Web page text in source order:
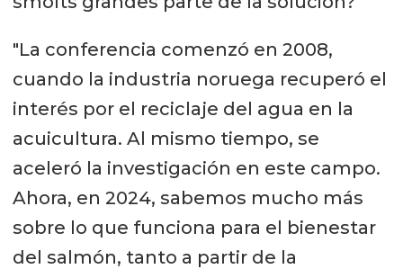
"La conferencia comenzó en 2008,
cuando la industria noruega recuperó el
interés por el reciclaje del agua en la
acuicultura. Al mismo tiempo, se
aceleró la investigación en este campo.
Ahora, en 2024, sabemos mucho más
sobre lo que funciona para el bienestar
del salmón, tanto a partir de la